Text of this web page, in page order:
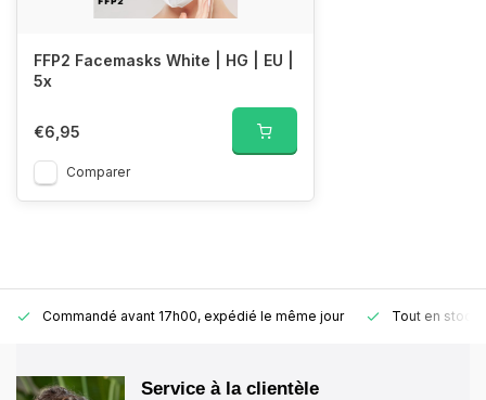
FFP2 Facemasks White | HG | EU |
5x
€6,95
Comparer
Commandé avant 17h00, expédié le même jour Tout en stock
Service à la clientèle